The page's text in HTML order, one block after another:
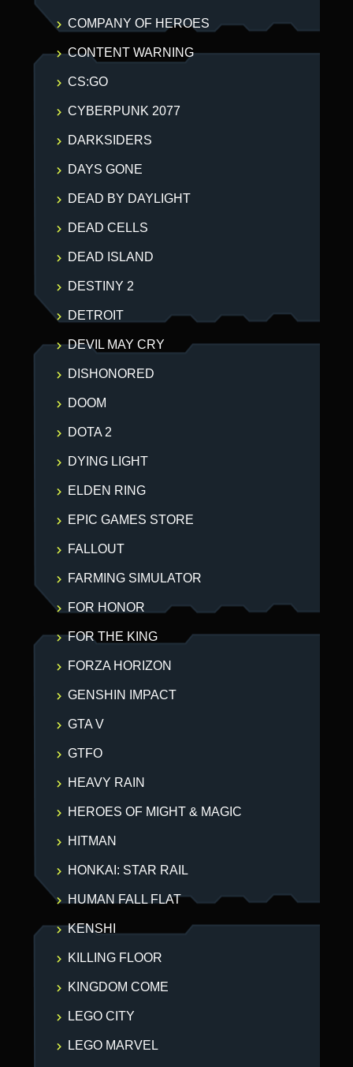
COMPANY OF HEROES
CONTENT WARNING
CS:GO
CYBERPUNK 2077
DARKSIDERS
DAYS GONE
DEAD BY DAYLIGHT
DEAD CELLS
DEAD ISLAND
DESTINY 2
DETROIT
DEVIL MAY CRY
DISHONORED
DOOM
DOTA 2
DYING LIGHT
ELDEN RING
EPIC GAMES STORE
FALLOUT
FARMING SIMULATOR
FOR HONOR
FOR THE KING
FORZA HORIZON
GENSHIN IMPACT
GTA V
GTFO
HEAVY RAIN
HEROES OF MIGHT & MAGIC
HITMAN
HONKAI: STAR RAIL
HUMAN FALL FLAT
KENSHI
KILLING FLOOR
KINGDOM COME
LEGO CITY
LEGO MARVEL